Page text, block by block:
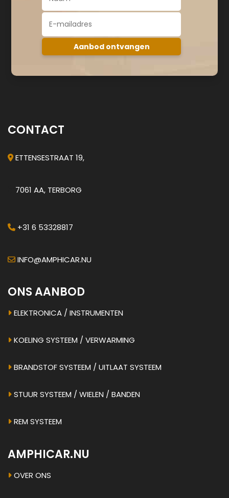
CONTACT
ETTENSESTRAAT 19,
7061 AA, TERBORG
+31 6 53328817
INFO@AMPHICAR.NU
ONS AANBOD
ELEKTRONICA / INSTRUMENTEN
KOELING SYSTEEM / VERWARMING
BRANDSTOF SYSTEEM / UITLAAT SYSTEEM
STUUR SYSTEEM / WIELEN / BANDEN
REM SYSTEEM
AMPHICAR.NU
OVER ONS